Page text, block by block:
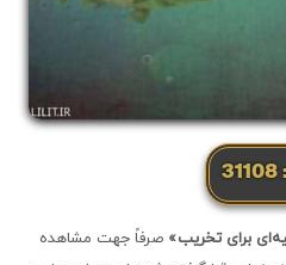
برای تخریب» صرفاً جهت مشاهده